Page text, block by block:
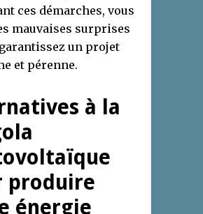
ces démarches, vous
mauvaises surprises
un projet
et pérenne.
à la
produire
énergie